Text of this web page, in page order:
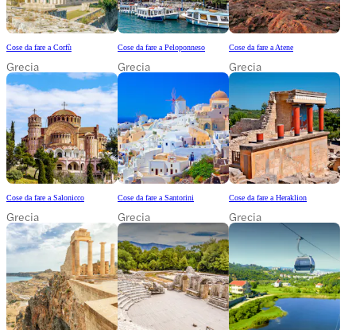
Cose da fare a Corfù
Grecia
Cose da fare a Peloponneso
Grecia
Cose da fare a Atene
Grecia
Cose da fare a Salonicco
Grecia
Cose da fare a Santorini
Grecia
Cose da fare a Heraklion
Grecia